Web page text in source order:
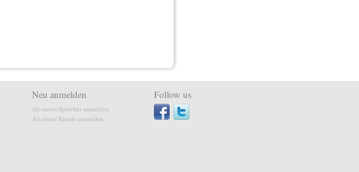
Neu anmelden
Als neuer Sprecher anmelden
Als neuer Kunde anmelden
Follow us